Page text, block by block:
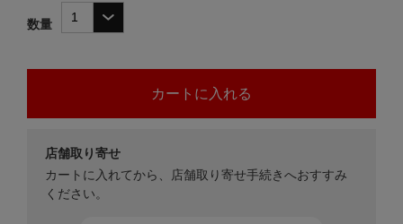
数量
店舗取り寄せ
カートに入れてから、店舗取り寄せ手続きへおすすみ
ください。